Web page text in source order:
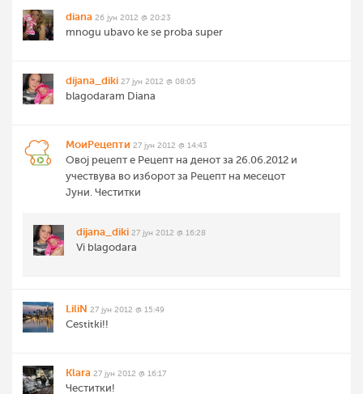
diana 26 јун 2012 @ 20:23
mnogu ubavo ke se proba super
dijana_diki 27 јун 2012 @ 08:05
blagodaram Diana
МоиРецепти 27 јун 2012 @ 14:43
Овој рецепт е Рецепт на денот за 26.06.2012 и
учествува во изборот за Рецепт на месецот
Јуни. Честитки
dijana_diki 27 јун 2012 @ 16:28
Vi blagodara
LiliN 27 јун 2012 @ 15:49
Cestitki!!
Klara 27 јун 2012 @ 16:17
Честитки!